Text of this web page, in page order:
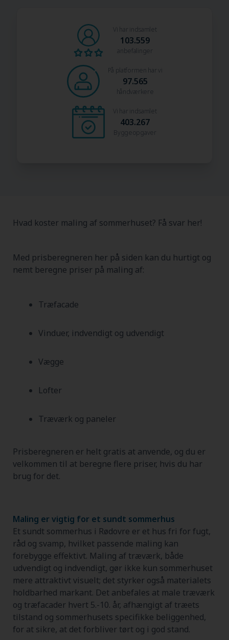
Vi har indsamlet
103.559
anbefalinger
På platformen har vi
97.565
håndværkere
Vi har indsamlet
403.267
Byggeopgaver
Hvad koster maling af sommerhuset? Få svar her!
Med prisberegneren her på siden kan du hurtigt og
nemt beregne priser på maling af:
Træfacade
Vinduer, indvendigt og udvendigt
Vægge
Lofter
Træværk og paneler
Prisberegneren er helt gratis at anvende, og du er
velkommen til at beregne flere priser, hvis du har
brug for det.
Maling er vigtig for et sundt sommerhus
Et sundt sommerhus i Rødovre er et hus fri for fugt,
råd og svamp, hvilket passende maling kan
forebygge effektivt. Maling af træværk, både
udvendigt og indvendigt, gør ikke kun sommerhuset
mere attraktivt visuelt; det styrker også materialets
holdbarhed markant. Det anbefales at male træværk
og træfacader hvert 5.-10. år, afhængigt af træets
tilstand og sommerhusets specifikke beliggenhed,
for at sikre, at det forbliver tørt og i god stand.